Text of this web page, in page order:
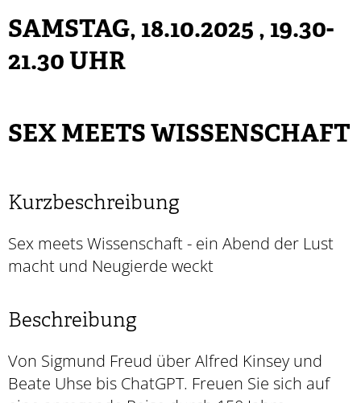
SAMSTAG, 18.10.2025 , 19.30-
21.30 UHR
SEX MEETS WISSENSCHAFT
Kurzbeschreibung
Sex meets Wissenschaft - ein Abend der Lust
macht und Neugierde weckt
Beschreibung
Von Sigmund Freud über Alfred Kinsey und
Beate Uhse bis ChatGPT. Freuen Sie sich auf